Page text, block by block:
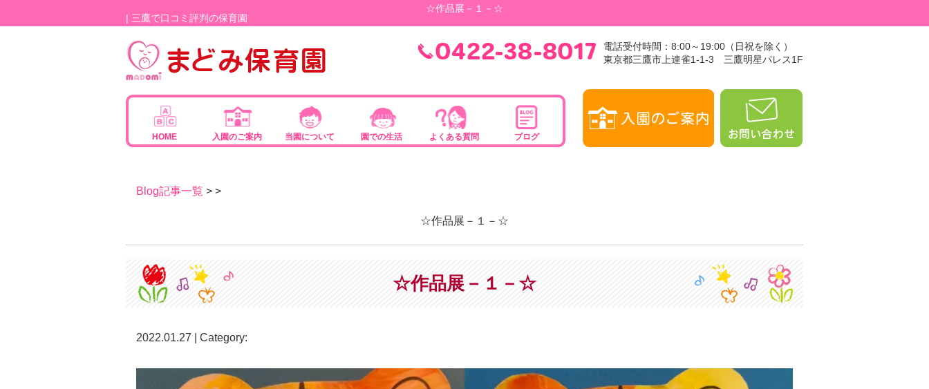
☆作品展－１－☆
| 三鷹で口コミ評判の保育園
電話受付時間：8:00～19:00（日祝を除く）
東京都三鷹市上連雀1-1-3 三鷹明星パレス1F
HOME 入園のご案内 当園について 園での生活 よくある質問 ブログ
Blog記事一覧 > >
☆作品展－１－☆
☆作品展－１－☆
2022.01.27 | Category: